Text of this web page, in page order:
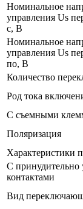
Номинальное
управления Us
с, В
Номинальное
управления Us
по, В
Количество
Род тока
С съемными
Поляризация
Характеристики
С принудительно
контактами
Вид